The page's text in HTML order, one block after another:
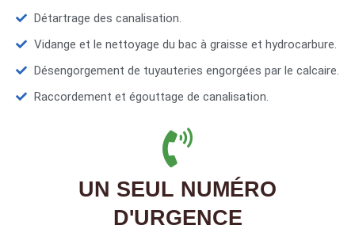
Détartrage des canalisation.
Vidange et le nettoyage du bac à graisse et hydrocarbure.
Désengorgement de tuyauteries engorgées par le calcaire.
Raccordement et égouttage de canalisation.
UN SEUL NUMÉRO
D'URGENCE